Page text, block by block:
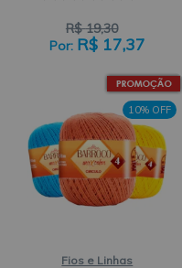
R$ 19,30
R$ 17,37
10% OFF
Fios e Linhas